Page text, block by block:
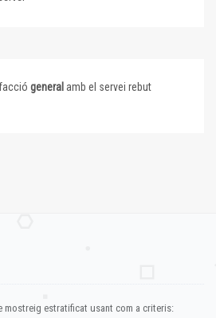
general amb el servei rebut
mostreig estratificat usant com a criteris: